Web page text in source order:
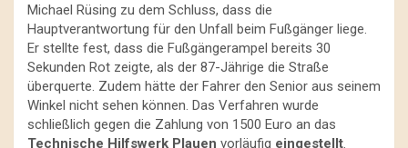
Michael Rüsing zu dem Schluss, dass die
Hauptverantwortung für den Unfall beim Fußgänger liege.
Er stellte fest, dass die Fußgängerampel bereits 30
Sekunden Rot zeigte, als der 87-Jährige die Straße
überquerte. Zudem hätte der Fahrer den Senior aus seinem
Winkel nicht sehen können. Das Verfahren wurde
schließlich gegen die Zahlung von 1500 Euro an das
Technische Hilfswerk Plauen vorläufig eingestellt.